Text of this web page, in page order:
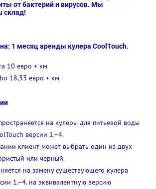
от бактерий и вирусов. Мы
склад!
1 месяц аренды кулера CoolTouch.
10 евро + км
18,33 евро + км
на кулеры для питьевой воды
версии 1.–4.
клиент может выбрать один из двух
или черный.
на замену существующего кулера
1.–4. на эквивалентную версию